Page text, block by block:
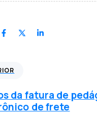
da fatura de
de frete